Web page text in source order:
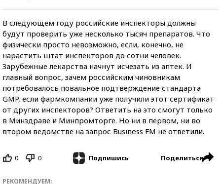
В следующем году российские инспекторы должны
будут проверить уже несколько тысяч препаратов. Что
физически просто невозможно, если, конечно, не
нарастить штат инспекторов до сотни человек.
Зарубежные лекарства начнут исчезать из аптек. И
главный вопрос, зачем российским чиновникам
потребовалось повальное подтверждение стандарта
GMP, если фармкомпании уже получили этот сертификат
от других инспекторов? Ответить на это смогут только
в Минздраве и Минпромторге. Но ни в первом, ни во
втором ведомстве на запрос Business FM не ответили.
0 0 Подпишись Поделиться
РЕКОМЕНДУЕМ: